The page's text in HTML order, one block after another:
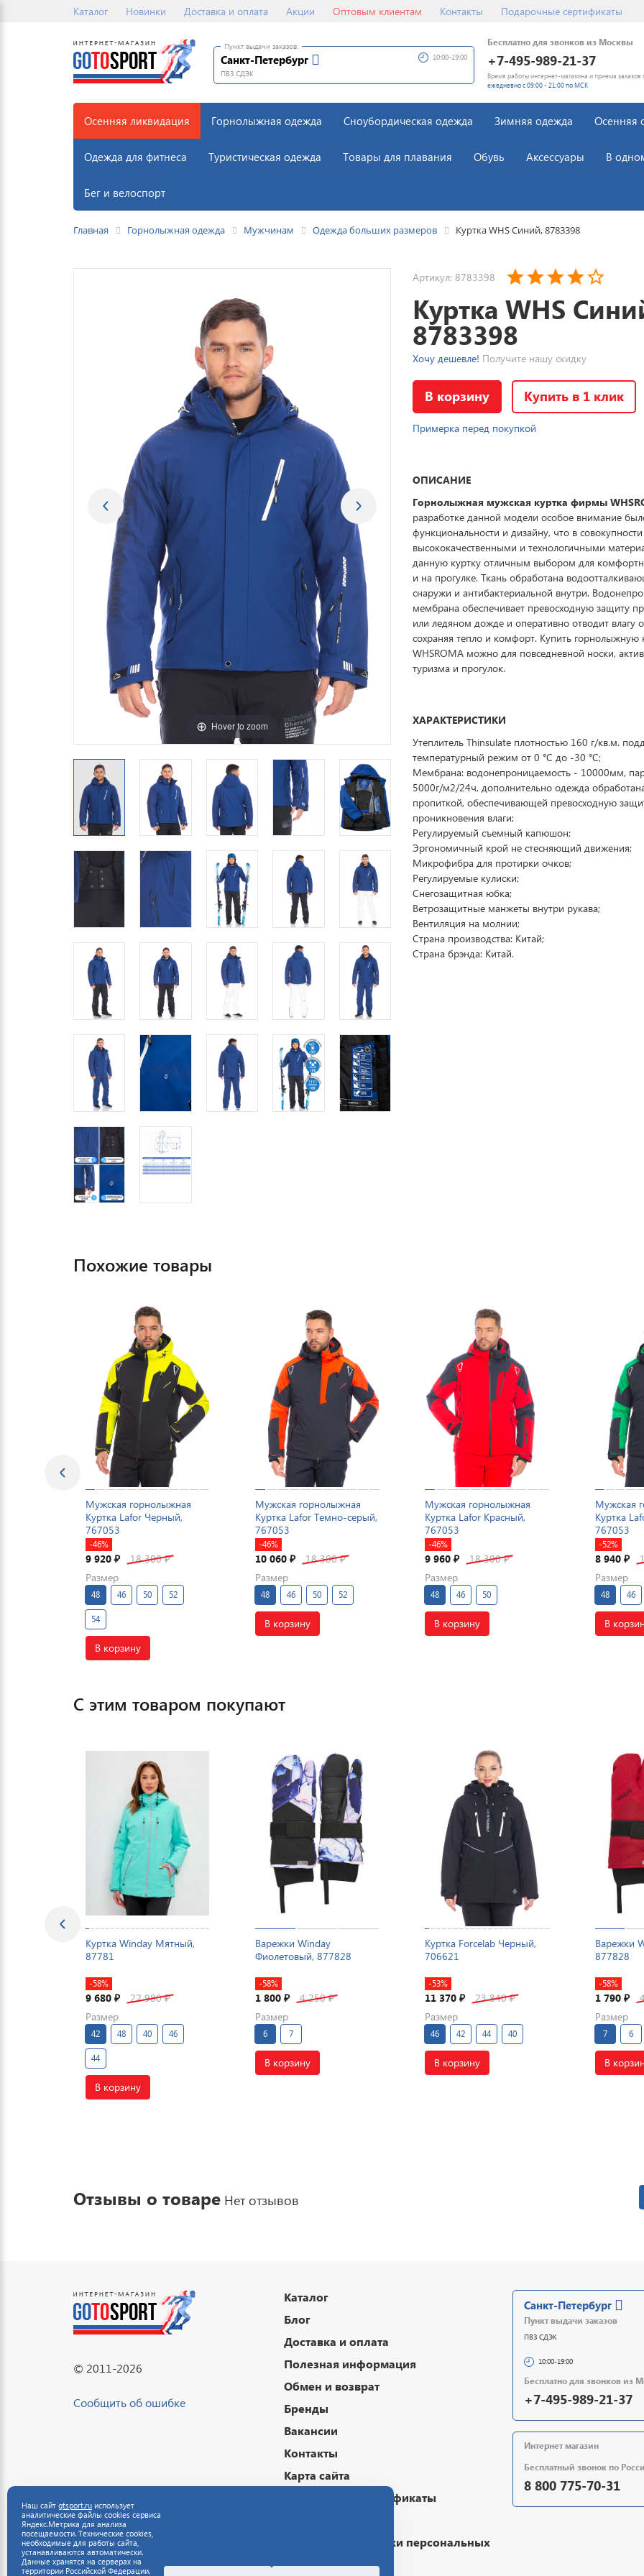
Каталог Новинки Доставка и оплата Акции Оптовым клиентам Контакты Подарочные сертификаты
Пункт выдачи заказов:
Санкт-Петербург
ПВЗ СДЭК
10:00-19:00
Бесплатно для звонков из Москвы
+7-495-989-21-37
Время работы интернет-магазина и приема заказов
ежедневно с 09:00 - 21:00 по МСК
Осенняя ликвидация Горнолыжная одежда Сноубордическая одежда Зимняя одежда Осенняя
Одежда для фитнеса Туристическая одежда Товары для плавания Обувь Аксессуары В
Бег и велоспорт
Главная Горнолыжная одежда Мужчинам Одежда больших размеров Куртка WHS Синий, 8783398
Hover to zoom
Артикул: 8783398
Куртка WHS
8783398
Хочу дешевле! Получите нашу скидку
В корзину Купить в 1 клик
Примерка перед покупкой
ОПИСАНИЕ
Горнолыжная мужская куртка фирмы
разработке данной модели особое внимание
функциональности и дизайну, что в совокупности
высококачественными и технологичными
данную куртку отличным выбором для
и на прогулке. Ткань обработана
снаружи и антибактериальной внутри.
мембрана обеспечивает превосходную защиту
или ледяном дожде и оперативно отводит влагу
сохраняя тепло и комфорт. Купить горнолыжную
WHSROMA можно для повседневной носки,
туризма и прогулок.
ХАРАКТЕРИСТИКИ
Утеплитель Thinsulate плотностью 160 г/кв.м.
температурный режим от 0 °C до -30 °C;
Мембрана: водонепроницаемость - 10000мм,
5000г/м2/24ч, дополнительно одежда
пропиткой, обеспечивающей превосходную
проникновения влаги;
Регулируемый съемный капюшон;
Эргономичный крой не стесняющий движения;
Микрофибра для протирки очков;
Регулируемые кулиски;
Снегозащитная юбка;
Ветрозащитные манжеты внутри рукава;
Вентиляция на молнии;
Страна производства: Китай;
Страна брэнда: Китай.
Похожие товары
Мужская горнолыжная
Куртка Lafor Черный,
767053
-46%
9 920 ₽ 18 300₽
Размер
48 46 50 52
54
В корзину
Мужская горнолыжная
Куртка Lafor Темно-серый,
767053
-46%
10 060₽ 18 300₽
Размер
48 46 50 52
В корзину
Мужская горнолыжная
Куртка Lafor Красный,
767053
-46%
9 960₽ 18 300₽
Размер
48 46 50
В корзину
Мужская
Куртка
767053
-52%
8 940 ₽
Размер
48 46
В
С этим товаром покупают
Куртка Winday Мятный,
87781
-58%
9 680 ₽ 22 980₽
Размер
42 48 40 46
44
В корзину
Варежки Winday
Фиолетовый, 877828
-58%
1 800₽ 4 250₽
Размер
6 7
В корзину
Куртка Forcelab Черный,
706621
-53%
11 370₽ 23 840₽
Размер
46 42 44 40
В корзину
Варежки
877828
-58%
1 790 ₽
Размер
7 6
В
Отзывы о товаре Нет отзывов
© 2011-2026
Сообщить об ошибке
Каталог
Блог
Доставка и оплата
Полезная информация
Обмен и возврат
Бренды
Вакансии
Контакты
Карта сайта
Подарочные сертификаты
Политика обработки персональных
Санкт-Петербург
Пункт выдачи заказов
ПВЗ СДЭК
10:00-19:00
Бесплатно для звонков из
+7-495-989-21-37
Интернет магазин
Бесплатный звонок по
8 800 775-70-31
Наш сайт gtsport.ru использует
аналитические файлы cookies сервиса
Яндекс.Метрика для анализа
посещаемости. Технические cookies,
необходимые для работы сайта,
устанавливаются автоматически.
Данные хранятся на серверах на
территории Российской Федерации.